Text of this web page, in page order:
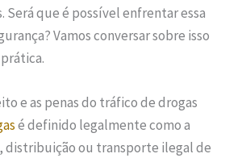
Será que é possível enfrentar essa
Vamos conversar sobre isso
e as penas do tráfico de drogas
é definido legalmente como a
distribuição ou transporte ilegal de